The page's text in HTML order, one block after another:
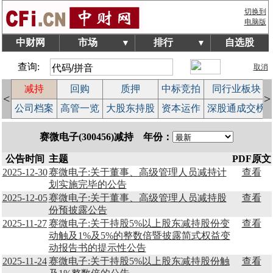
切换到
电脑版
中财网 市场 ▼ 排行 ▼ 自选股
查询: 取消
<
减持 回购 质押 中标竞拍
同行业板块
公司档案 高管一览 大股东持股 资本运作 深股通成交榜
>
赛微电子(300456)减持 年份：
公告时间 主题
PDF原文
2025-12-30赛微电子:关于董事、高级管理人员减持计
划实施完毕的公告
查看
2025-12-05赛微电子:关于董事、高级管理人员减持股
份预披露公告
查看
2025-11-27赛微电子:关于持股5%以上股东减持股份变
动触及1%及5%的整数倍暨披露简式权益变
动报告书的提示性公告
查看
2025-11-24赛微电子:关于持股5%以上股东减持股份触
查看